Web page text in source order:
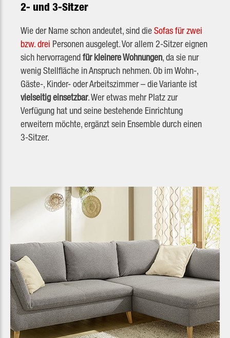
2- und 3-Sitzer
Wie der Name schon andeutet, sind dieSofas für zwei
bzw. drei Personen ausgelegt. Vor allem 2-Sitzer eignen
sich hervorragendfür kleinere Wohnungen, da sie nur
wenig Stellfläche in Anspruch nehmen. Ob im Wohn-,
Gäste-, Kinder- oder Arbeitszimmer – die Variante ist
vielseitig einsetzbar. Wer etwas mehr Platz zur
Verfügung hat und seine bestehende Einrichtung
erweitern möchte, ergänzt sein Ensemble durch einen
3-Sitzer.